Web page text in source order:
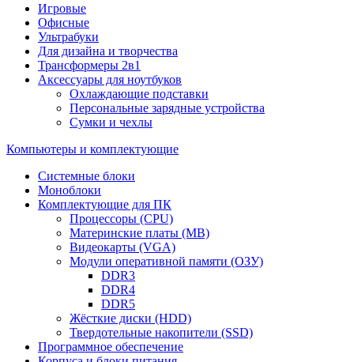
Игровые
Офисные
Ультрабуки
Для дизайна и творчества
Трансформеры 2в1
Аксессуары для ноутбуков
Охлаждающие подставки
Персональные зарядные устройства
Сумки и чехлы
Компьютеры и комплектующие
Системные блоки
Моноблоки
Комплектующие для ПК
Процессоры (CPU)
Материнские платы (MB)
Видеокарты (VGA)
Модули оперативной памяти (ОЗУ)
DDR3
DDR4
DDR5
Жёсткие диски (HDD)
Твердотельные накопители (SSD)
Программное обеспечение